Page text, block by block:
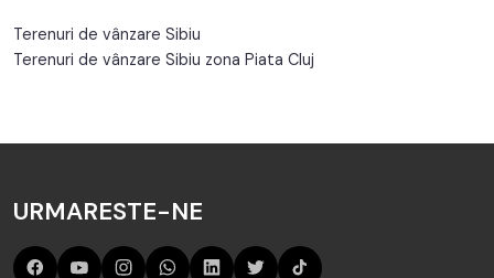
Terenuri de vânzare Sibiu
Terenuri de vânzare Sibiu zona Piata Cluj
URMARESTE-NE